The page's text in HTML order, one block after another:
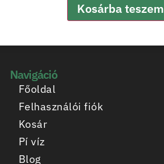
Kosárba teszem
Navigáció
Főoldal
Felhasználói fiók
Kosár
Pí víz
Blog